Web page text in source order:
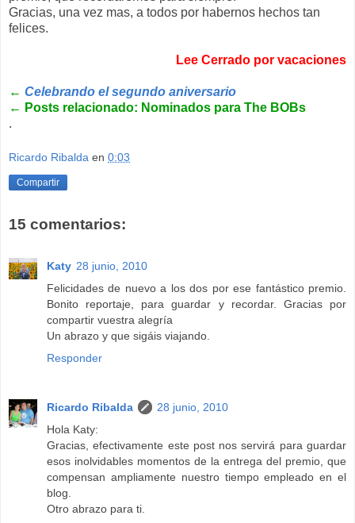
Gracias, una vez mas, a todos por habernos hechos tan
felices.
Lee Cerrado por vacaciones
← Celebrando el segundo aniversario
← Posts relacionado: Nominados para The BOBs
.
Ricardo Ribalda en 0:03
Compartir
15 comentarios:
Katy 28 junio, 2010
Felicidades de nuevo a los dos por ese fantástico premio.
Bonito reportaje, para guardar y recordar. Gracias por
compartir vuestra alegría
Un abrazo y que sigáis viajando.
Responder
Ricardo Ribalda
28 junio, 2010
Hola Katy:
Gracias, efectivamente este post nos servirá para guardar
esos inolvidables momentos de la entrega del premio, que
compensan ampliamente nuestro tiempo empleado en el
blog.
Otro abrazo para ti.